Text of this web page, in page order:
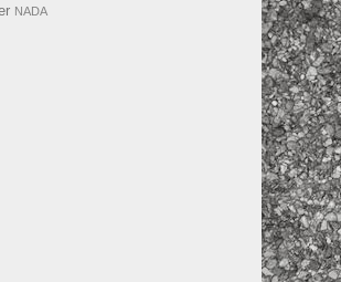
NADA